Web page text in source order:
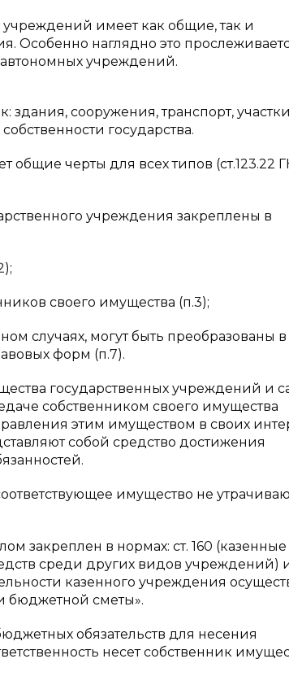
имеет как общие, так и
Особенно наглядно это
учреждений.
здания, сооружения, транспорт,
государства.
черты для всех типов (ст.123.22
учреждения закреплены в
своего имущества (п.3);
случаях, могут быть преобразованы в
форм (п.7).
государственных учреждений и
собственником своего имущества
этим имуществом в своих
собой средство достижения
имущество не
закреплен в нормах: ст. 160 (казенные
среди других видов учреждений) и
казенного учреждения
бюджетной сметы».
обязательств для несения
несет собственник